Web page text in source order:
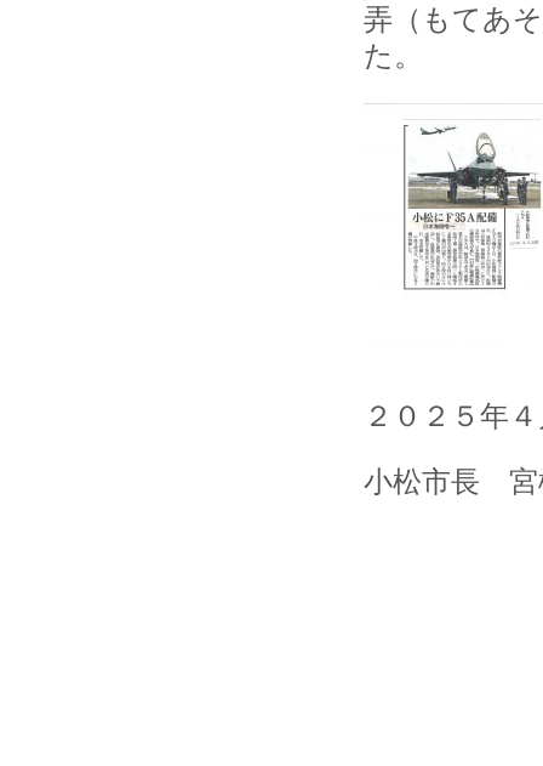
弄（もてあ
た。
２０２５年
小松市長